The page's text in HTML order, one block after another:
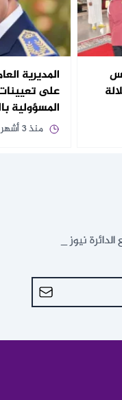
المديرية
على
المسؤولية
منذ 3 أشهر
نيوز _